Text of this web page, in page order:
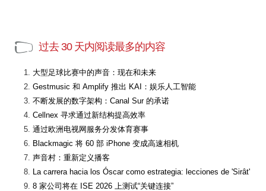
过去 30 天内阅读最多的内容
大型足球比赛中的声音：现在和未来
Gestmusic 和 Amplify 推出 KAI：娱乐人工智能
不断发展的数字架构：Canal Sur 的承诺
Cellnex 寻求通过新结构提高效率
通过欧洲电视网服务分发体育赛事
Blackmagic 将 60 部 iPhone 变成高速相机
声音村：重新定义播客
La carrera hacia los Óscar como estrategia: lecciones de 'Sirât'
8 家公司将在 ISE 2026 上测试“关键连接”